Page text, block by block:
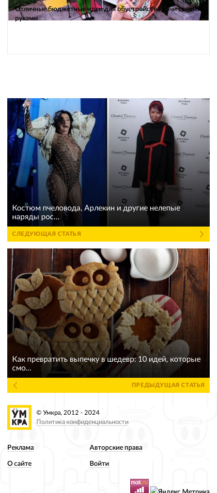
Отличные бюджетные идеи для обустройства дачи своими
руками
Костюм пчеловода, Арлекин и другие нелепые
наряды рос...
СЛЕДУЮЩАЯ СТАТЬЯ
Как превратить выпечку в шедевр: 10 идей, которые
смо...
ПРЕДЫДУЩАЯ СТАТЬЯ
Реклама Авторские права
О сайте Войти
© Умкра, 2012 - 2024
Политика конфиденциальности